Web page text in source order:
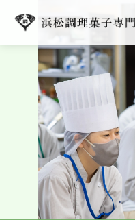
学校紹介
学科紹介
キャンパスライフ
就職